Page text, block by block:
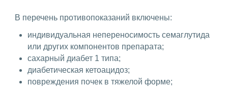
В перечень противопоказаний включены:
индивидуальная непереносимость семаглутида
или других компонентов препарата;
сахарный диабет 1 типа;
диабетическая кетоацидоз;
повреждения почек в тяжелой форме;